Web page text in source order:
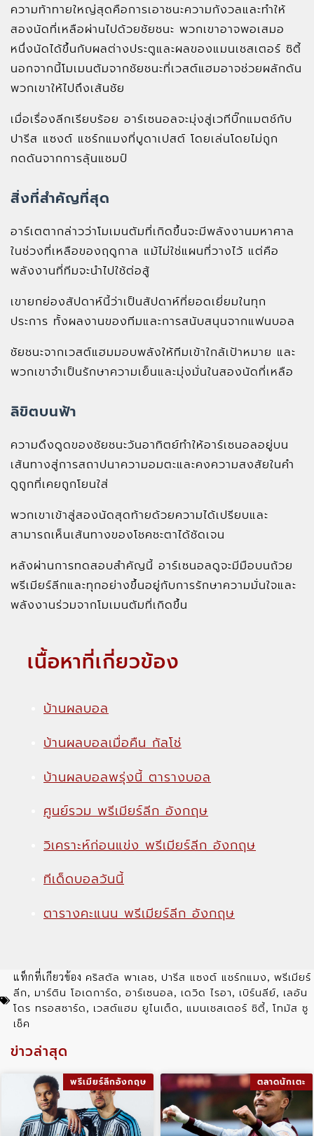
ความท้าทายใหญ่สุดคือการเอาชนะความกังวลและทำให้
สองนัดที่เหลือผ่านไปด้วยชัยชนะ พวกเขาอาจพอเสมอ
หนึ่งนัดได้ขึ้นกับผลต่างประตูและผลของแมนเชสเตอร์ ซิตี้
นอกจากนี้โมเมนตัมจากชัยชนะที่เวสต์แฮมอาจช่วยผลักดัน
พวกเขาให้ไปถึงเส้นชัย
เมื่อเรื่องลีกเรียบร้อย อาร์เซนอลจะมุ่งสู่เวทีบิ๊กแมตช์กับ
ปารีส แซงต์ แชร์กแมงที่บูดาเปสต์ โดยเล่นโดยไม่ถูก
กดดันจากการลุ้นแชมป์
สิ่งที่สำคัญที่สุด
อาร์เตตากล่าวว่าโมเมนตัมที่เกิดขึ้นจะมีพลังงานมหาศาล
ในช่วงที่เหลือของฤดูกาล แม้ไม่ใช่แผนที่วางไว้ แต่คือ
พลังงานที่ทีมจะนำไปใช้ต่อสู้
เขายกย่องสัปดาห์นี้ว่าเป็นสัปดาห์ที่ยอดเยี่ยมในทุก
ประการ ทั้งผลงานของทีมและการสนับสนุนจากแฟนบอล
ชัยชนะจากเวสต์แฮมมอบพลังให้ทีมเข้าใกล้เป้าหมาย และ
พวกเขาจำเป็นรักษาความเย็นและมุ่งมั่นในสองนัดที่เหลือ
ลิขิตบนฟ้า
ความดึงดูดของชัยชนะวันอาทิตย์ทำให้อาร์เซนอลอยู่บน
เส้นทางสู่การสถาปนาความอมตะและคงความสงสัยในคำ
ดูถูกที่เคยถูกโยนใส่
พวกเขาเข้าสู่สองนัดสุดท้ายด้วยความได้เปรียบและ
สามารถเห็นเส้นทางของโชคชะตาได้ชัดเจน
หลังผ่านการทดสอบสำคัญนี้ อาร์เซนอลดูจะมีมือบนถ้วย
พรีเมียร์ลีกและทุกอย่างขึ้นอยู่กับการรักษาความมั่นใจและ
พลังงานร่วมจากโมเมนตัมที่เกิดขึ้น
เนื้อหาที่เกี่ยวข้อง
บ้านผลบอล
บ้านผลบอลเมื่อคืน กัลโช่
บ้านผลบอลพรุ่งนี้ ตารางบอล
ศูนย์รวม พรีเมียร์ลีก อังกฤษ
วิเคราะห์ก่อนแข่ง พรีเมียร์ลีก อังกฤษ
ทีเด็ดบอลวันนี้
ตารางคะแนน พรีเมียร์ลีก อังกฤษ
แท็กที่เกียวข้อง คริสตัล พาเลซ, ปารีส แซงต์ แชร์กแมง, พรีเมียร์
ลีก, มาร์ติน โอเดการ์ด, อาร์เซนอล, เดวิด ไรอา, เบิร์นลีย์, เลอัน
โดร ทรอสซาร์ด, เวสต์แฮม ยูไนเต็ด, แมนเชสเตอร์ ซิตี้, โทมัส ซู
เช็ค
ข่าวล่าสุด
พรีเมียร์ลีกอังกฤษ ตลาดนักเตะ